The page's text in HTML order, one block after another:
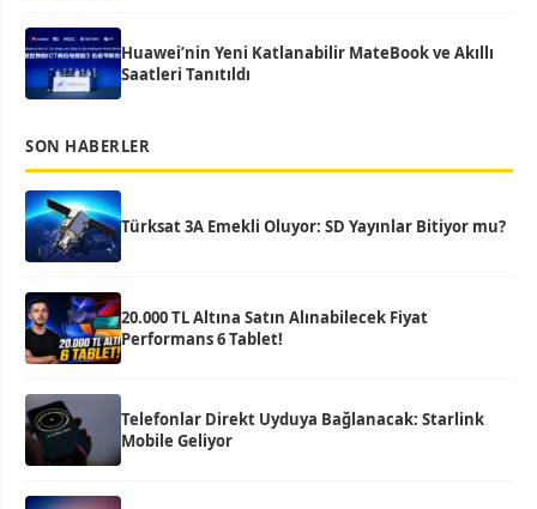
Huawei’nin Yeni Katlanabilir MateBook ve Akıllı
Saatleri Tanıtıldı
SON HABERLER
Türksat 3A Emekli Oluyor: SD Yayınlar Bitiyor mu?
20.000 TL Altına Satın Alınabilecek Fiyat
Performans 6 Tablet!
Telefonlar Direkt Uyduya Bağlanacak: Starlink
Mobile Geliyor